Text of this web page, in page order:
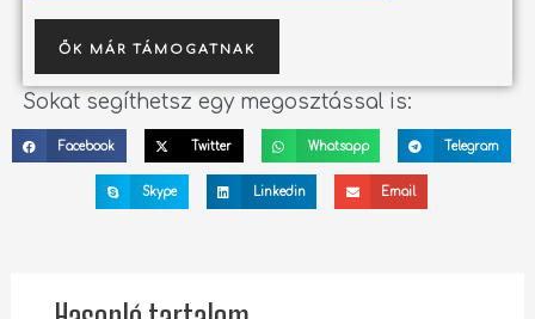
ŐK MÁR TÁMOGATNAK
Sokat segíthetsz egy megosztással is:
Facebook Twitter Whatsapp Telegram
Skype Linkedin Email